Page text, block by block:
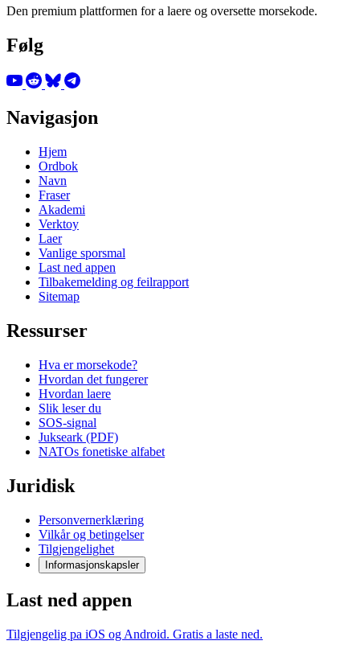
Den premium plattformen for a laere og oversette morsekode.
Følg
Navigasjon
Hjem
Ordbok
Navn
Fraser
Akademi
Verktoy
Laer
Vanlige sporsmal
Last ned appen
Tilbakemelding og feilrapport
Sitemap
Ressurser
Hva er morsekode?
Hvordan det fungerer
Hvordan laere
Slik leser du
SOS-signal
Jukseark (PDF)
NATOs fonetiske alfabet
Juridisk
Personvernerklæring
Vilkår og betingelser
Tilgjengelighet
Informasjonskapsler
Last ned appen
Tilgjengelig pa iOS og Android. Gratis a laste ned.